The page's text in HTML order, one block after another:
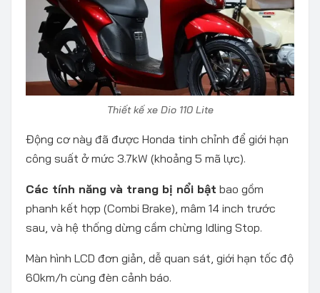
Thiết kế xe Dio 110 Lite
Động cơ này đã được Honda tinh chỉnh để giới hạn
công suất ở mức 3.7kW (khoảng 5 mã lực).
Các tính năng và trang bị nổi bật bao gồm
phanh kết hợp (Combi Brake), mâm 14 inch trước
sau, và hệ thống dừng cầm chừng Idling Stop.
Màn hình LCD đơn giản, dễ quan sát, giới hạn tốc độ
60km/h cùng đèn cảnh báo.